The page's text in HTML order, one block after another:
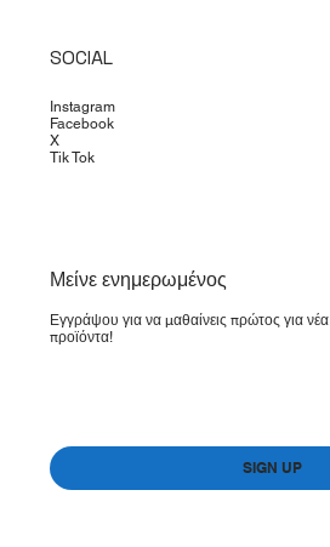
SOCIAL
Instagram
Facebook
X
Tik Tok
​Μείνε ενημερωμένος
Εγγράψου για να μαθαίνεις πρώτος για νέα
προϊόντα!
SIGN UP